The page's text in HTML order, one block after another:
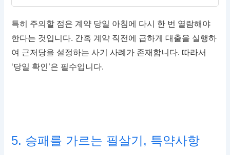
특히 주의할 점은 계약 당일 아침에 다시 한 번 열람해야
한다는 것입니다. 간혹 계약 직전에 급하게 대출을 실행하
여 근저당을 설정하는 사기 사례가 존재합니다. 따라서
‘당일 확인’은 필수입니다.
5. 승패를 가르는 필살기, 특약사항